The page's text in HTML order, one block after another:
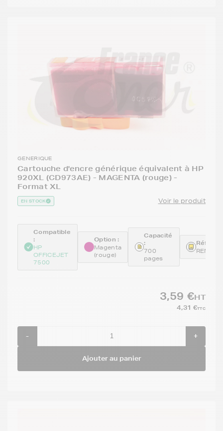
GENERIQUE
Cartouche d'encre générique équivalent à HP
920XL (CD973AE) - MAGENTA (rouge) -
Format XL
EN STOCK Voir le produit
Compatible
:
HP
OFFICEJET
7500
Option :
Magenta
(rouge)
Capacité
:
700
pages
3,59 €HT
4,31 €TTC
- +
Ajouter au panier